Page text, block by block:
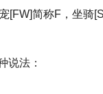
简称F，坐骑
法：